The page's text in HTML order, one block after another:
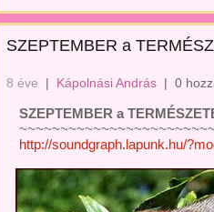
SZEPTEMBER a
8 éve | Kápolnási András | 0
SZEPTEMBER a
http://soundgraph.lapunk.hu/